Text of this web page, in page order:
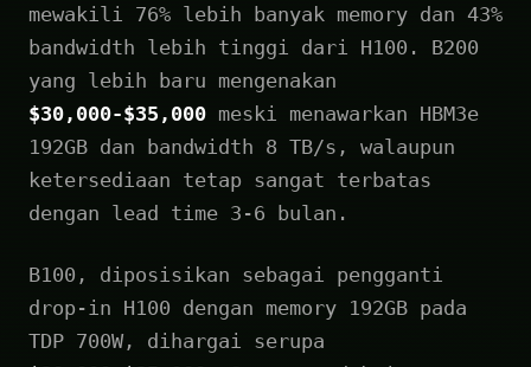
mewakili 76% lebih banyak memory dan 43%
bandwidth lebih tinggi dari H100. B200
yang lebih baru mengenakan
$30,000-$35,000 meski menawarkan HBM3e
192GB dan bandwidth 8 TB/s, walaupun
ketersediaan tetap sangat terbatas
dengan lead time 3-6 bulan.
B100, diposisikan sebagai pengganti
drop-in H100 dengan memory 192GB pada
TDP 700W, dihargai serupa